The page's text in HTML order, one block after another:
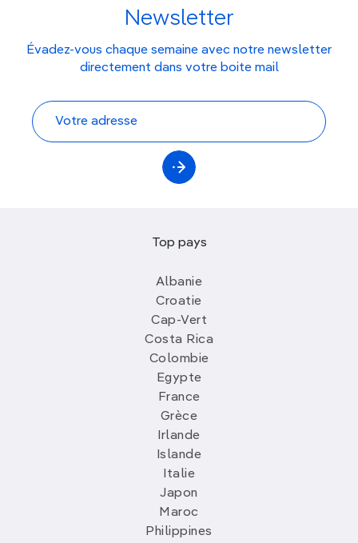
Newsletter
Évadez-vous chaque semaine avec notre newsletter
directement dans votre boite mail
Top pays
Albanie
Croatie
Cap-Vert
Costa Rica
Colombie
Egypte
France
Grèce
Irlande
Islande
Italie
Japon
Maroc
Philippines